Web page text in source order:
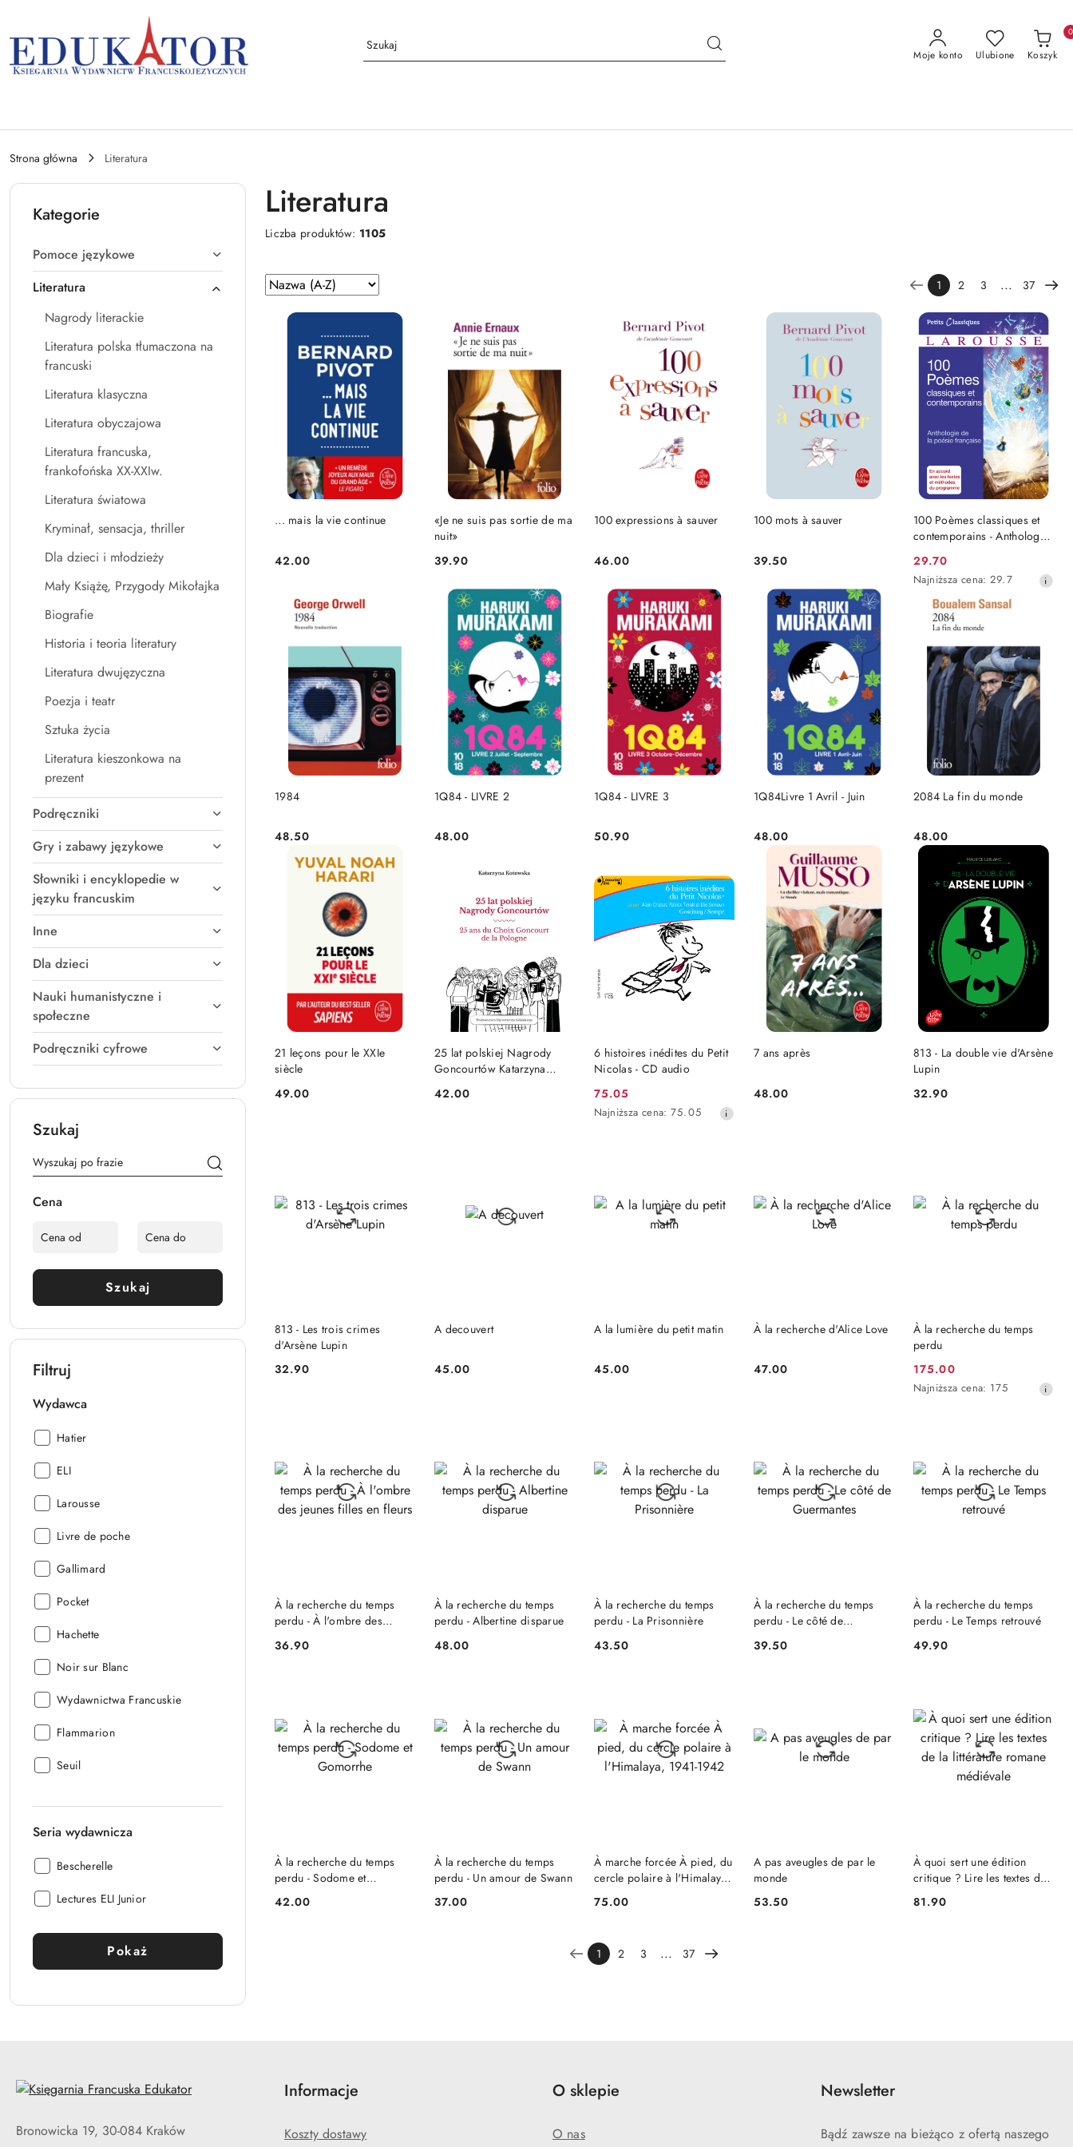
Przejdź do treści głównej
Przejdź do wyszukiwarki
Przejdź do moje konto
Przejdź do menu głównego
Moje konto Ulubione Koszyk
0
Strona główna Literatura
Kategorie
Pomoce językowe
Literatura
Nagrody literackie
Literatura polska tłumaczona na
francuski
Literatura klasyczna
Literatura obyczajowa
Literatura francuska,
frankofońska XX-XXIw.
Literatura światowa
Kryminał, sensacja, thriller
Dla dzieci i młodzieży
Mały Książę, Przygody Mikołajka
Biografie
Historia i teoria literatury
Literatura dwujęzyczna
Poezja i teatr
Sztuka życia
Literatura kieszonkowa na
prezent
Podręczniki
Gry i zabawy językowe
Słowniki i encyklopedie w
języku francuskim
Inne
Dla dzieci
Nauki humanistyczne i
społeczne
Podręczniki cyfrowe
Szukaj
Cena
Szukaj
Filtruj
Wydawca
Wydawca:
Hatier
Wydawca:
ELI
Wydawca:
Larousse
Wydawca:
Livre de poche
Wydawca:
Gallimard
Wydawca:
Pocket
Wydawca:
Hachette
Wydawca:
Noir sur Blanc
Wydawca:
Wydawnictwa Francuskie
Wydawca:
Flammarion
Wydawca:
Seuil
Seria wydawnicza
Seria
Bescherelle
Seria
Lectures ELI Junior
Pokaż
Literatura
Liczba produktów: 1105
Zastosowano
sortowanie:
Nazwa
Sortuj
według
1 2 3 ... 37
... mais la vie continue
Cena:
42.00
DO KOSZYKA
«Je ne suis pas sortie de ma
nuit»
Cena:
39.90
100 expressions à sauver
Cena:
46.00
DO KOSZYKA 100 mots à sauver
Cena:
39.50
DO KOSZYKA
100 Poèmes classiques et
contemporains - Anthologie
Cena
promocyjna:
29.70
Najniższa
przed
obniżką
Najniższa cena: 29.7
DO KOSZYKA
1984
Cena:
48.50
1Q84 - LIVRE 2
Cena:
48.00
DO KOSZYKA 1Q84 - LIVRE 3
Cena:
50.90
DO KOSZYKA 1Q84Livre 1 Avril - Juin
Cena:
48.00
NIEDOSTĘPNY 2084 La fin du monde
Cena:
48.00
DO KOSZYKA
21 leçons pour le XXIe
siècle
Cena:
49.00
DO KOSZYKA
25 lat polskiej Nagrody
Goncourtów Katarzyna
Cena:
42.00
NIEDOSTĘPNY
6 histoires inédites du Petit
Nicolas - CD audio
Cena
promocyjna:
75.05
Najniższa
obniżką
Najniższa cena: 75.05
NIEDOSTĘPNY 7 ans après
Cena:
48.00
DO KOSZYKA
813 - La double vie d'Arsène
Lupin
Cena:
32.90
NIEDOSTĘPNY
813 - Les trois crimes
d'Arsène Lupin
Cena:
32.90
A decouvert
Cena:
45.00
A la lumière du petit matin
Cena:
45.00
NIEDOSTĘPNY À la recherche d'Alice Love
Cena:
47.00
DO KOSZYKA
À la recherche du temps
perdu
Cena
promocyjna:
175.00
Najniższa
przed
obniżką
Najniższa cena: 175
NIEDOSTĘPNY
À la recherche du temps
perdu - À l'ombre des
Cena:
36.90
DO KOSZYKA
À la recherche du temps
perdu - Albertine disparue
Cena:
48.00
NIEDOSTĘPNY
À la recherche du temps
perdu - La Prisonnière
Cena:
43.50
NIEDOSTĘPNY
À la recherche du temps
perdu - Le côté de
Cena:
39.50
DO KOSZYKA
À la recherche du temps
perdu - Le Temps retrouvé
Cena:
49.90
NIEDOSTĘPNY
À la recherche du temps
perdu - Sodome et
Cena:
42.00
DO KOSZYKA
À la recherche du temps
perdu - Un amour de Swann
Cena:
37.00
DO KOSZYKA
À marche forcée À pied, du
cercle polaire à l'Himalaya,
Cena:
75.00
NIEDOSTĘPNY
A pas aveugles de par le
monde
Cena:
53.50
NIEDOSTĘPNY
À quoi sert une édition
critique ? Lire les textes de
médiévale
Cena:
81.90
DO KOSZYKA
1 2 3 ... 37
Bronowicka 19, 30-084 Kraków
Informacje
Koszty dostawy
O sklepie
O nas
Newsletter
Bądź zawsze na bieżąco z ofertą naszego